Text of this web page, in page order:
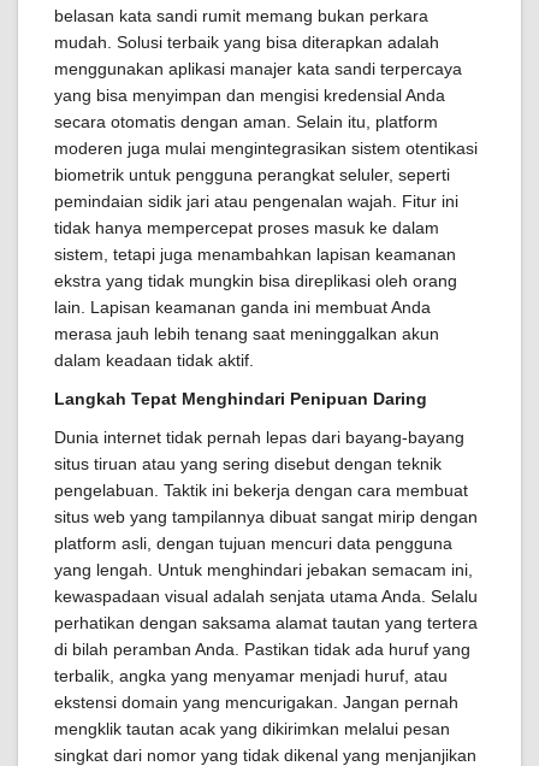
belasan kata sandi rumit memang bukan perkara
mudah. Solusi terbaik yang bisa diterapkan adalah
menggunakan aplikasi manajer kata sandi terpercaya
yang bisa menyimpan dan mengisi kredensial Anda
secara otomatis dengan aman. Selain itu, platform
moderen juga mulai mengintegrasikan sistem otentikasi
biometrik untuk pengguna perangkat seluler, seperti
pemindaian sidik jari atau pengenalan wajah. Fitur ini
tidak hanya mempercepat proses masuk ke dalam
sistem, tetapi juga menambahkan lapisan keamanan
ekstra yang tidak mungkin bisa direplikasi oleh orang
lain. Lapisan keamanan ganda ini membuat Anda
merasa jauh lebih tenang saat meninggalkan akun
dalam keadaan tidak aktif.
Langkah Tepat Menghindari Penipuan Daring
Dunia internet tidak pernah lepas dari bayang-bayang
situs tiruan atau yang sering disebut dengan teknik
pengelabuan. Taktik ini bekerja dengan cara membuat
situs web yang tampilannya dibuat sangat mirip dengan
platform asli, dengan tujuan mencuri data pengguna
yang lengah. Untuk menghindari jebakan semacam ini,
kewaspadaan visual adalah senjata utama Anda. Selalu
perhatikan dengan saksama alamat tautan yang tertera
di bilah peramban Anda. Pastikan tidak ada huruf yang
terbalik, angka yang menyamar menjadi huruf, atau
ekstensi domain yang mencurigakan. Jangan pernah
mengklik tautan acak yang dikirimkan melalui pesan
singkat dari nomor yang tidak dikenal yang menjanjikan